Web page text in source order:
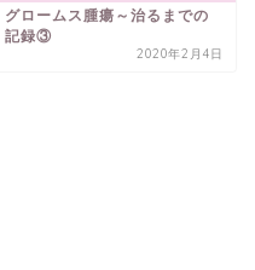
グロームス腫瘍～治るまでの
記録③
2020年2月4日